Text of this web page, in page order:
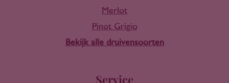
Merlot
Pinot Grigio
Bekijk alle druivensoorten
Service